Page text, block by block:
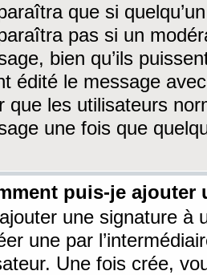
que si
pas si un
bien qu’ils
édité le message
que les utilisateurs
une fois que
puis-je ajouter
une signature à
une par
Une fois crée,